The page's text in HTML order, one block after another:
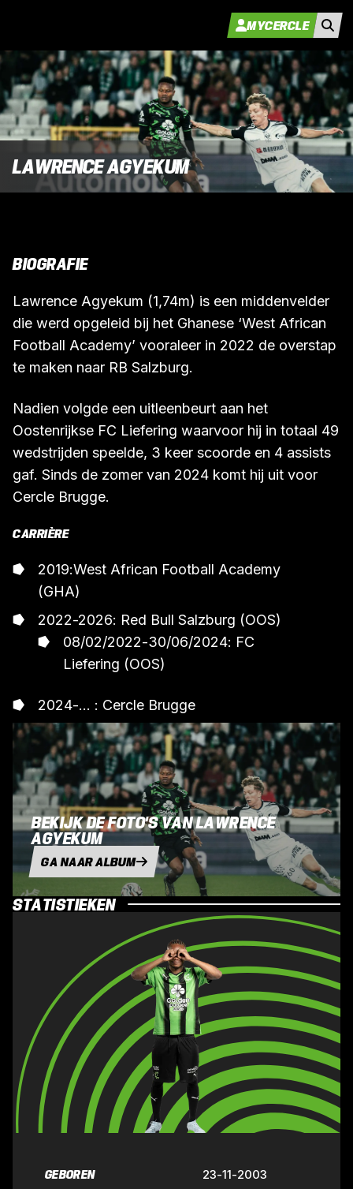
MYCERCLE
LAWRENCE AGYEKUM
BIOGRAFIE
Lawrence Agyekum (1,74m) is een middenvelder
die werd opgeleid bij het Ghanese ‘West African
Football Academy’ vooraleer in 2022 de overstap
te maken naar RB Salzburg.
Nadien volgde een uitleenbeurt aan het
Oostenrijkse FC Liefering waarvoor hij in totaal 49
wedstrijden speelde, 3 keer scoorde en 4 assists
gaf. Sinds de zomer van 2024 komt hij uit voor
Cercle Brugge.
CARRIÈRE
2019:West African Football Academy
(GHA)
2022-2026: Red Bull Salzburg (OOS)
08/02/2022-30/06/2024: FC
Liefering (OOS)
2024-... : Cercle Brugge
BEKIJK DE FOTO'S VAN LAWRENCE
AGYEKUM
GA NAAR ALBUM
STATISTIEKEN
GEBOREN 23-11-2003